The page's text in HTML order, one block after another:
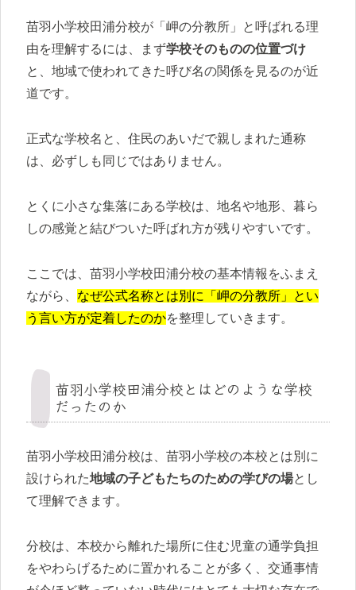
苗羽小学校田浦分校が「岬の分教所」と呼ばれる理
由を理解するには、まず学校そのものの位置づけ
と、地域で使われてきた呼び名の関係を見るのが近
道です。
正式な学校名と、住民のあいだで親しまれた通称
は、必ずしも同じではありません。
とくに小さな集落にある学校は、地名や地形、暮ら
しの感覚と結びついた呼ばれ方が残りやすいです。
ここでは、苗羽小学校田浦分校の基本情報をふまえ
ながら、 なぜ公式名称とは別に「岬の分教所」とい
う言い方が定着したのかを整理していきます。
苗羽小学校田浦分校とはどのような学校
だったのか
苗羽小学校田浦分校は、苗羽小学校の本校とは別に
設けられた地域の子どもたちのための学びの場とし
て理解できます。
分校は、本校から離れた場所に住む児童の通学負担
をやわらげるために置かれることが多く、交通事情